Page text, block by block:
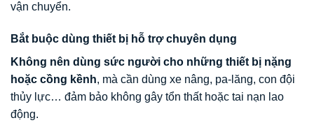
vận chuyển.
Bắt buộc dùng thiết bị hỗ trợ chuyên dụng
Không nên dùng sức người cho những thiết bị nặng
hoặc cồng kềnh, mà cần dùng xe nâng, pa-lăng, con đội
thủy lực… đảm bảo không gây tổn thất hoặc tai nạn lao
động.